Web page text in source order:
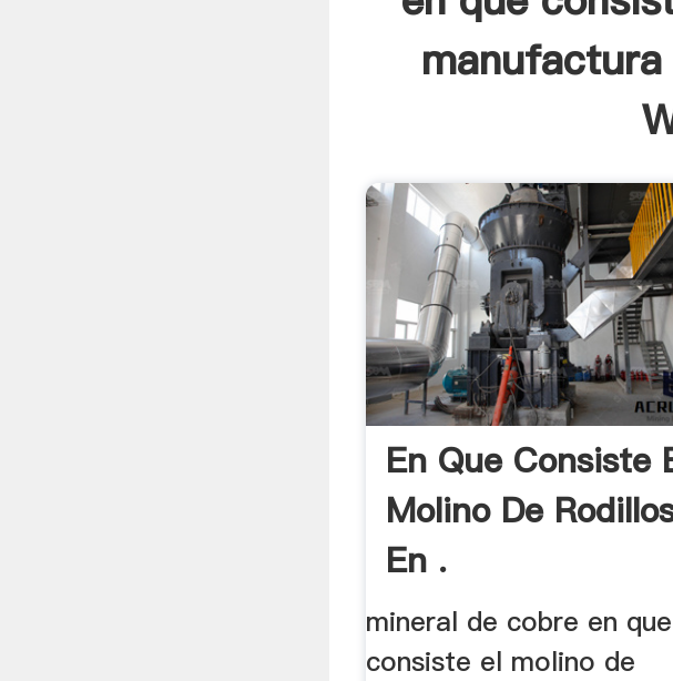
En Que Consiste
Molino De
En .
mineral de cobre en que
consiste el molino de